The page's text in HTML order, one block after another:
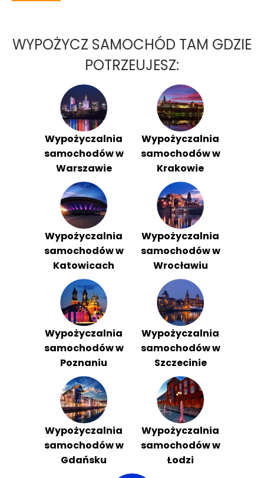
WYPOŻYCZ SAMOCHÓD TAM GDZIE
POTRZEUJESZ:
Wypożyczalnia
samochodów w
Warszawie
Wypożyczalnia
samochodów w
Krakowie
Wypożyczalnia
samochodów w
Katowicach
Wypożyczalnia
samochodów w
Wrocławiu
Wypożyczalnia
samochodów w
Poznaniu
Wypożyczalnia
samochodów w
Szczecinie
Wypożyczalnia
samochodów w
Gdańsku
Wypożyczalnia
samochodów w
Łodzi